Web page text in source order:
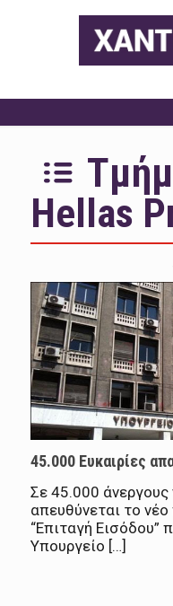
Hellas
45.000 Ευκαιρίες
Σε 45.000
απευθύνεται το
“Επιταγή Εισόδου”
Υπουργείο […]